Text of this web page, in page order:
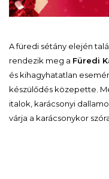
A füredi sétány elején
rendezik meg a Füredi
és kihagyhatatlan
készülődés közepette.
italok, karácsonyi
várja a karácsonykor